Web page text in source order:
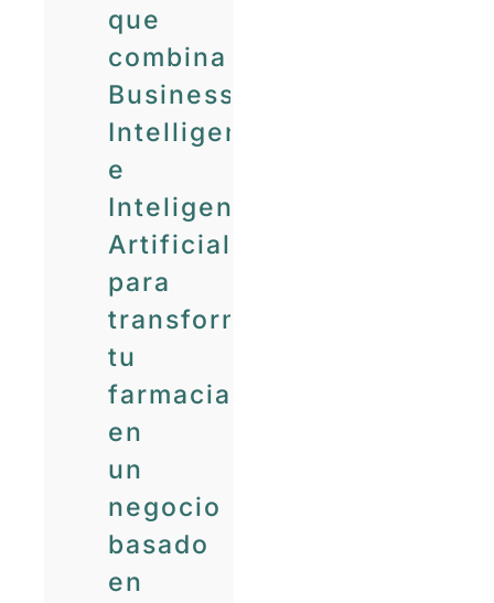
que
combina
Business
Intelligence
e
Inteligencia
Artificial
para
transformar
tu
farmacia
en
un
negocio
basado
en